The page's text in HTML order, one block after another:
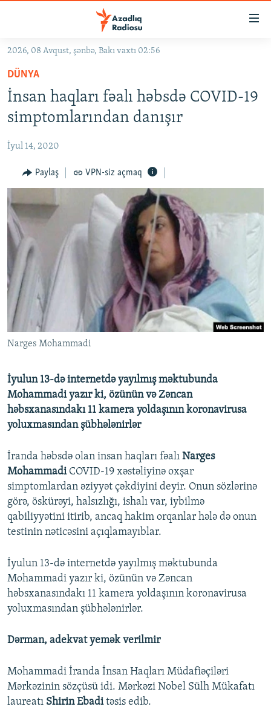
Əsas
qayıt
Əsas
naviqasiyaya
qayıt
Axtarışa
keç
KORRUPSIOMETR
#ƏSLINDƏ
FƏRQƏ BAX
QANUNI DOĞRU
MULTIMEDIA
VIDEO
FOTOQALEREYA
İNFOQRAFIKA
KARIKATURA
RADIO ARXIV
OXU ZALI
AZƏRBAYCAN ƏDƏBIYYATI KITABXANASI
İSLAM VƏ DEMOKRATIYA
İZ - MƏDƏNIYYƏT PROQRAMI
HAQQIMIZDA
MISSIYAMIZ
PEŞƏ ETIKASI VƏ JURNALISTIKA STANDARTLARIMIZ
MATERIALLARIMIZDAN ISTIFADƏ
AZADLIQRADIOSU MOBIL TELEFONUNUZDA
XƏBƏR BÜLLETENLƏRIMIZ
BIZI IZLƏ
RFE/RL-in bütün saytları
2026, 08 Avqust, şənbə, Bakı vaxtı 02:56
DÜNYA
İnsan haqları fəalı həbsdə COVID-19
simptomlarından danışır
İyul 14, 2020
Paylaş VPN-siz açmaq
Narges Mohammadi
İyulun 13-də internetdə yayılmış məktubunda
Mohammadi yazır ki, özünün və Zəncan
həbsxanasındakı 11 kamera yoldaşının koronavirusa
yoluxmasından şübhələnirlər
İranda həbsdə olan insan haqları fəalı Narges
MohammadiCOVID-19 xəstəliyinə oxşar
simptomlardan əziyyət çəkdiyini deyir. Onun sözlərinə
görə, öskürəyi, halsızlığı, ishalı var, iybilmə
qabiliyyətini itirib, ancaq hakim orqanlar hələ də onun
testinin nəticəsini açıqlamayıblar.
İyulun 13-də internetdə yayılmış məktubunda
Mohammadi yazır ki, özünün və Zəncan
həbsxanasındakı 11 kamera yoldaşının koronavirusa
yoluxmasından şübhələnirlər.
Dərman, adekvat yemək verilmir
Mohammadi İranda İnsan Haqları Müdafiəçiləri
Mərkəzinin sözçüsü idi. Mərkəzi Nobel Sülh Mükafatı
laureatı Shirin Ebaditəsis edib.